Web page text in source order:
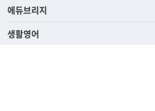
에듀브리지
생활영어